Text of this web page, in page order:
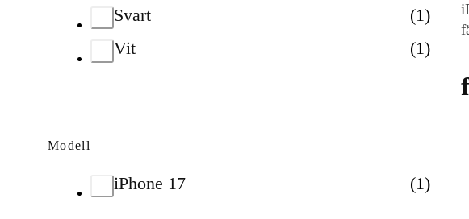
Svart
(1)
Vit
(1)
Modell
iPhone 17 (1)